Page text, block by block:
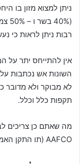
ניתן למצוא מזון בו
(40% בשר ו – 50% צמחי) ופעמים
רבות ניתן לראות כי
אין להתייחס יתר על
השונות אש נכתבות
לא מבוקר ולא מדובר
תקפות כלל וכלל.
מה שאתם כן צריכים
AAFCO (תו התקן האמריקאי שמבטיח לכם את איכות המזון).